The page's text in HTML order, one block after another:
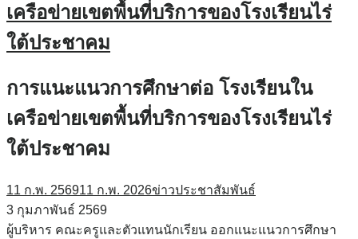
เครือข่ายเขตพื้นที่บริการของโรงเรียนไร่
ใต้ประชาคม
การแนะแนวการศึกษาต่อ โรงเรียนใน
เครือข่ายเขตพื้นที่บริการของโรงเรียนไร่
ใต้ประชาคม
11 ก.พ. 256911 ก.พ. 2026ข่าวประชาสัมพันธ์
3 กุมภาพันธ์ 2569
ผู้บริหาร คณะครูและตัวแทนนักเรียน ออกแนะแนวการศึกษา